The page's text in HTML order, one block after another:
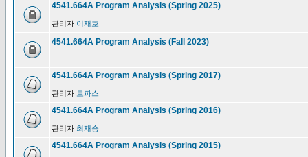
4541.664A Program Analysis (Spring 2025)
관리자 이재호
4541.664A Program Analysis (Fall 2023)
4541.664A Program Analysis (Spring 2017)
관리자 로파스
4541.664A Program Analysis (Spring 2016)
관리자 최재승
4541.664A Program Analysis (Spring 2015)